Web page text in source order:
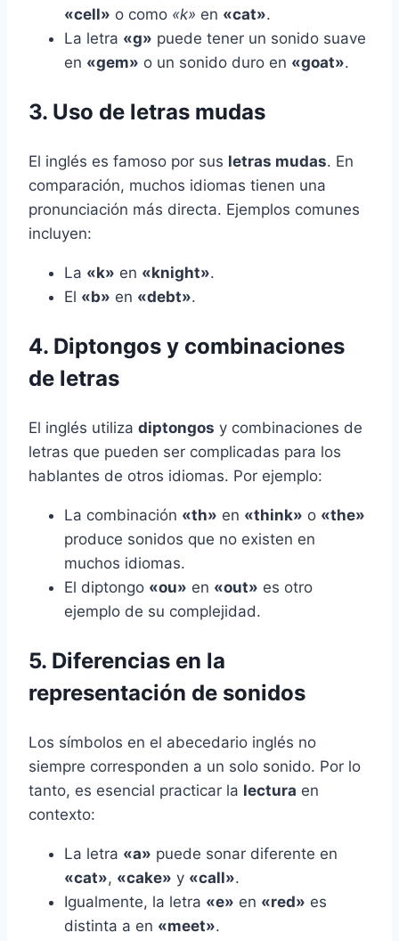
«cell» o como «k» en «cat».
La letra «g» puede tener un sonido suave
en «gem» o un sonido duro en «goat».
3. Uso de letras mudas
El inglés es famoso por sus letras mudas. En
comparación, muchos idiomas tienen una
pronunciación más directa. Ejemplos comunes
incluyen:
La «k» en «knight».
El «b» en «debt».
4. Diptongos y combinaciones
de letras
El inglés utiliza diptongos y combinaciones de
letras que pueden ser complicadas para los
hablantes de otros idiomas. Por ejemplo:
La combinación «th» en «think» o «the»
produce sonidos que no existen en
muchos idiomas.
El diptongo «ou» en «out» es otro
ejemplo de su complejidad.
5. Diferencias en la
representación de sonidos
Los símbolos en el abecedario inglés no
siempre corresponden a un solo sonido. Por lo
tanto, es esencial practicar la lectura en
contexto:
La letra «a» puede sonar diferente en
«cat», «cake» y «call».
Igualmente, la letra «e» en «red» es
distinta a en «meet».